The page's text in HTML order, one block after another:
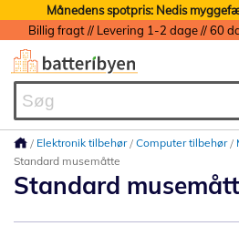
Månedens spotpris: Nedis
Elektronik tilbehør Computer tilbehør
Standard musemåtte
Standard